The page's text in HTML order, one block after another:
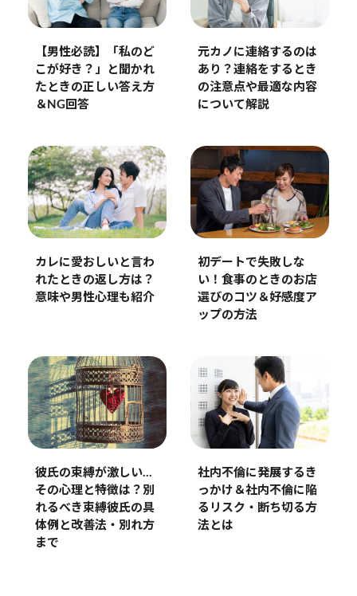
【男性必読】「私のど
こが好き？」と聞かれ
たときの正しい答え方
＆NG回答
元カノに連絡するのは
あり？連絡をするとき
の注意点や最適な内容
について解説
カレに愛おしいと言わ
れたときの返し方は？
意味や男性心理も紹介
初デートで失敗しな
い！食事のときのお店
選びのコツ＆好感度ア
ップの方法
彼氏の束縛が激しい…
その心理と特徴は？別
れるべき束縛彼氏の具
体例と改善法・別れ方
まで
社内不倫に発展するき
っかけ＆社内不倫に陥
るリスク・断ち切る方
法とは